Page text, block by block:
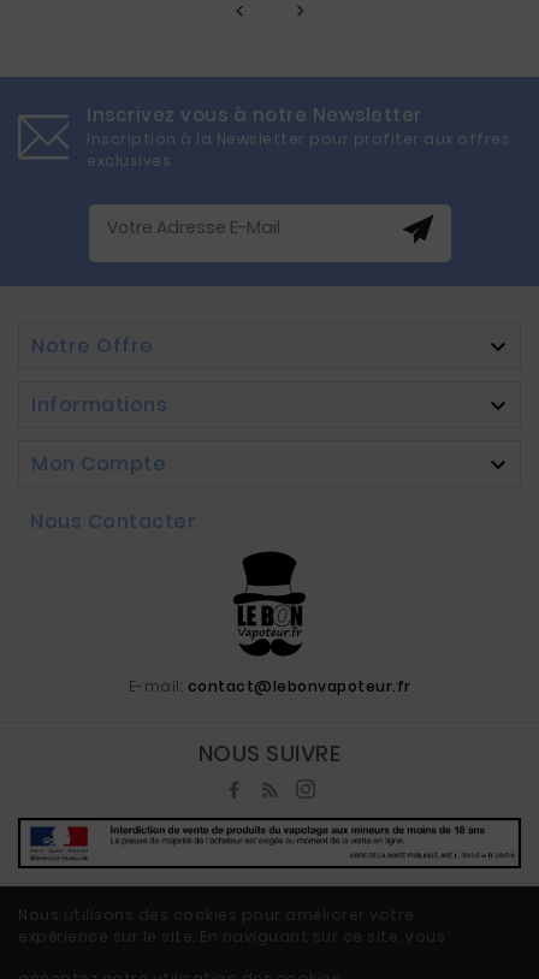
Nous utilisons des cookies pour améliorer votre
expérience sur le site. En naviguant sur ce site, vous
Inscrivez vous à notre Newsletter
Inscription à la Newsletter pour profiter aux offres
exclusives
Notre Offre 
Informations 
Mon Compte 
Nous Contacter
E-mail: contact@lebonvapoteur.fr
NOUS SUIVRE